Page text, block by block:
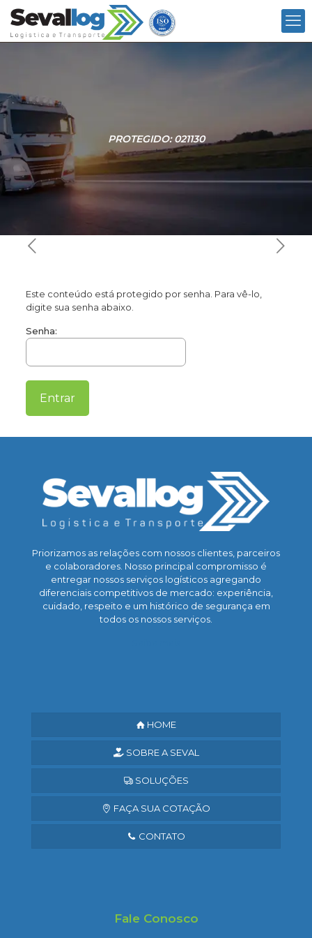
PROTEGIDO: 021130
Este conteúdo está protegido por senha. Para vê-lo,
digite sua senha abaixo.
Senha:
Priorizamos as relações com nossos clientes, parceiros
e colaboradores. Nosso principal compromisso é
entregar nossos serviços logísticos agregando
diferenciais competitivos de mercado: experiência,
cuidado, respeito e um histórico de segurança em
todos os nossos serviços.
HOME
SOBRE A SEVAL
SOLUÇÕES
FAÇA SUA COTAÇÃO
CONTATO
Fale Conosco